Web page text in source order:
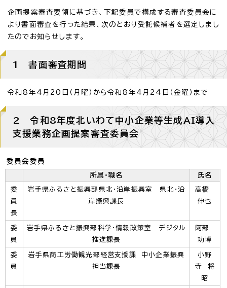
企画提案審査要領に基づき、下記委員で構成する審査委員会に
より書面審査を行った結果、次のとおり受託候補者を選定しまし
たのでお知らせします。
1 書面審査期間
令和8年4月20日（月曜）から令和8年4月24日（金曜）まで
2 令和8年度北いわて中小企業等生成AI導入
支援業務企画提案審査委員会
委員会委員
所属・職名 氏名
委
員
長
岩手県ふるさと振興部県北・沿岸振興室 県北・沿
岸振興課長
高橋
伸也
委
員
岩手県ふるさと振興部科学・情報政策室 デジタル
推進課長
阿部
功博
委
員
岩手県商工労働観光部経営支援課 中小企業振興
担当課長
小野
寺 将
昭